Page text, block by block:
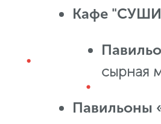
Кафе
Пав
сырная
Павильоны